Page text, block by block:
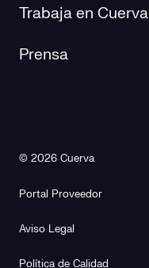
Trabaja en Cuerva
Prensa
© 2026 Cuerva
Portal Proveedor
Aviso Legal
Política de Calidad